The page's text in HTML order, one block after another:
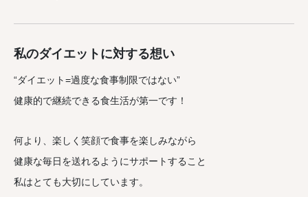
私のダイエットに対する想い
“ダイエット=過度な食事制限ではない”
健康的で継続できる食生活が第一です！
何より、楽しく笑顔で食事を楽しみながら
健康な毎日を送れるようにサポートすること
私はとても大切にしています。